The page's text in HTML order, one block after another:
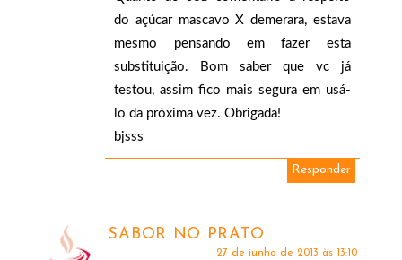
do açúcar mascavo X demerara, estava
mesmo pensando em fazer esta
substituição. Bom saber que vc já
testou, assim fico mais segura em usá-
lo da próxima vez. Obrigada!
bjsss
Responder
SABOR NO PRATO
27 de junho de 2013 às 13:10